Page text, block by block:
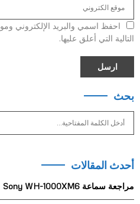
احفظ اسمي والبريد الإلكتروني
التالية التي أعلق عليها.
بحث
c
f
أحدث المقالات
مراجعة سماعة Sony WH-1000XM6